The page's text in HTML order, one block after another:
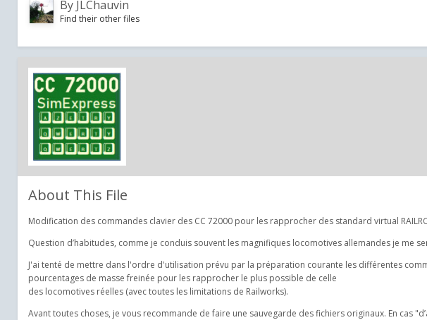
By JLChauvin
Find their other files
About This File
Modification des commandes clavier des CC 72000 pour les rapprocher des standard virtual
Question d’habitudes, comme je conduis souvent les magnifiques locomotives allemandes je me
J'ai tenté de mettre dans l'ordre d'utilisation prévu par la préparation courante les différentes
pourcentages de masse freinée pour les rapprocher le plus possible de celle
des locomotives réelles (avec toutes les limitations de Railworks).
Avant toutes choses, je vous recommande de faire une sauvegarde des fichiers originaux. En cas